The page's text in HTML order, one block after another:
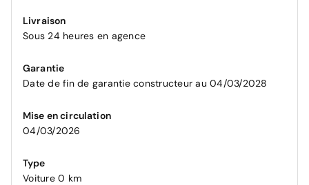
Livraison
Sous 24 heures en agence
Garantie
Date de fin de garantie constructeur au 04/03/2028
Mise en circulation
04/03/2026
Type
Voiture 0 km